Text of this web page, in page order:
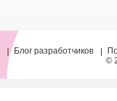
Блог разработчиков
©